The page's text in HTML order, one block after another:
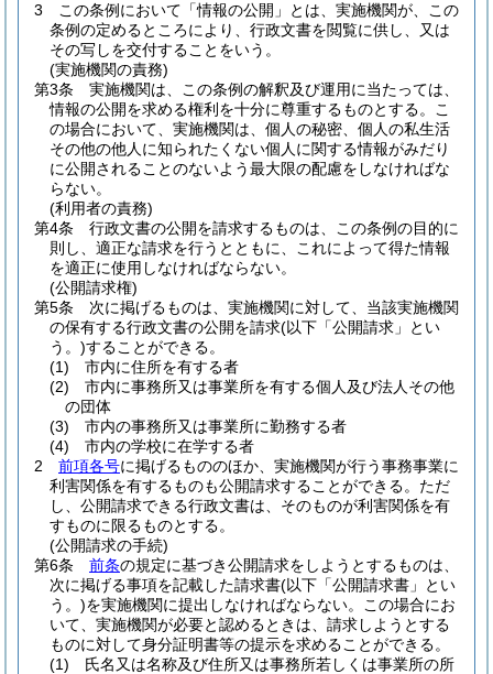
3
この条例において「情報の公開」とは、実施機関が、この
条例の定めるところにより、行政文書を閲覧に供し、又は
その写しを交付することをいう。
(実施機関の責務)
第3条
実施機関は、この条例の解釈及び運用に当たっては、
情報の公開を求める権利を十分に尊重するものとする。
こ
の場合において、実施機関は、個人の秘密、個人の私生活
その他の他人に知られたくない個人に関する情報がみだり
に公開されることのないよう最大限の配慮をしなければな
らない。
(利用者の責務)
第4条
行政文書の公開を請求するものは、この条例の目的に
則し、適正な請求を行うとともに、これによって得た情報
を適正に使用しなければならない。
(公開請求権)
第5条
次に掲げるものは、実施機関に対して、当該実施機関
の保有する行政文書の公開を請求(以下「公開請求」とい
う。)することができる。
(1)
市内に住所を有する者
(2)
市内に事務所又は事業所を有する個人及び法人その他
の団体
(3)
市内の事務所又は事業所に勤務する者
(4)
市内の学校に在学する者
2
前項各号に掲げるもののほか、実施機関が行う事務事業に
利害関係を有するものも公開請求することができる。 ただ
し、公開請求できる行政文書は、そのものが利害関係を有
すものに限るものとする。
(公開請求の手続)
第6条
前条の規定に基づき公開請求をしようとするものは、
次に掲げる事項を記載した請求書(以下「公開請求書」とい
う。)を実施機関に提出しなければならない。
この場合にお
いて、実施機関が必要と認めるときは、請求しようとする
ものに対して身分証明書等の提示を求めることができる。
(1)
氏名又は名称及び住所又は事務所若しくは事業所の所